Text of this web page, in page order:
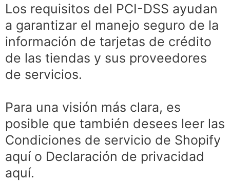
Los requisitos del PCI-DSS ayudan
a garantizar el manejo seguro de la
información de tarjetas de crédito
de las tiendas y sus proveedores
de servicios.
Para una visión más clara, es
posible que también desees leer las
Condiciones de servicio de Shopify
aquí o Declaración de privacidad
aquí.